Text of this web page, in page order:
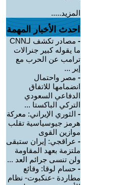
المزيد.....
احدث الأخبار المهمة
-
مصادر تكشف لـCNN
ما يقوله كبير جنرالات
ترامب عن الحرب مع
إير ...
- مصر واحتمال
انضمامها للاتفاق
الدفاعي السعودي
التركي الباكستا ...
- الثوري الإيراني: معركة
هرمز جيوسياسية تقلب
موازين القوى
- عراقجي: إيران ستبقى
ملتزمة بعهد المقاومة
ولن تنسى جرائم العد ...
- حسام لوقا: وقائع
مطاردة -عنكبوت- نظام